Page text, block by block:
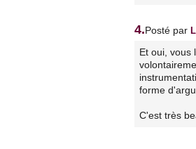
4.Posté par
Et oui, vous
forme
C'est très